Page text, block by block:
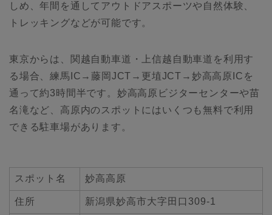
しめ、年間を通してアウトドアスポーツや自然体験、
トレッキングなどが可能です。
東京からは、関越自動車道・上信越自動車道を利用す
る場合、練馬IC→藤岡JCT→更埴JCT→妙高高原ICを
通って約3時間半です。妙高高原ビジターセンターや苗
名滝など、高原内のスポットにはいくつも無料で利用
できる駐車場があります。
スポット名 妙高高原
住所 新潟県妙高市大字田口309-1